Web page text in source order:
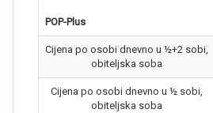
POP-Plus
Cijena po osobi dnevno u ½+2 sobi,
obiteljska soba
Cijena po osobi dnevno u ½ sobi,
obiteljska soba